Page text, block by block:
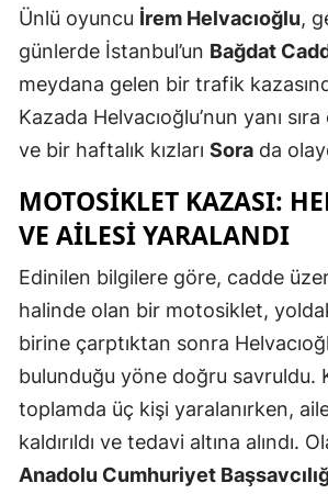
Ünlü oyuncu İrem Helvacıoğlu,
günlerde İstanbul’un Bağdat
meydana gelen bir trafik
Kazada Helvacıoğlu’nun yanı sıra
ve bir haftalık kızları Sora da
MOTOSIKLET KAZASI:
VE AILESI YARALANDI
Edinilen bilgilere göre, cadde
halinde olan bir motosiklet,
birine çarptıktan sonra
bulunduğu yöne doğru savruldu.
toplamda üç kişi yaralanırken,
kaldırıldı ve tedavi altına alındı.
Anadolu Cumhuriyet